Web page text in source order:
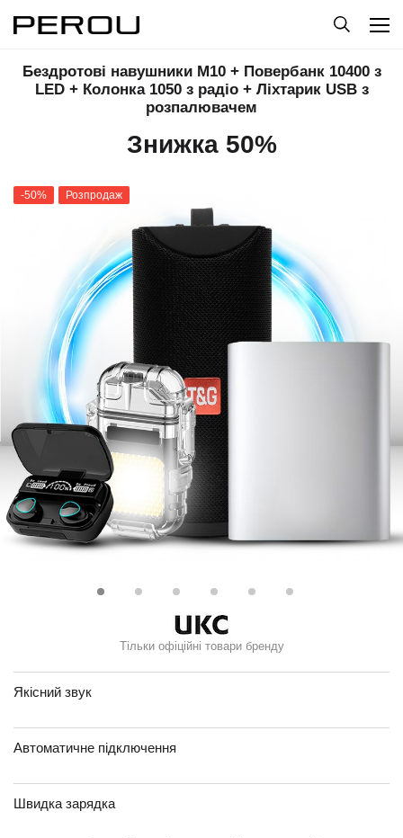
Бездротові навушники M10 + Повербанк 10400 з
LED + Колонка 1050 з радіо + Ліхтарик USB з
розпалювачем
Знижка 50%
-50% Розпродаж
Тільки офіційні товари бренду
Якісний звук
Автоматичне підключення
Швидка зарядка